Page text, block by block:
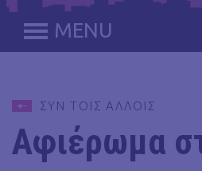
MENU
ΣΥΝ ΤΟΙΣ ΑΛΛΟΙΣ
Αφιέρωμα